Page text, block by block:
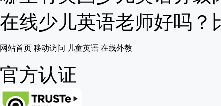
在线少儿英语老师好吗？
网站首页 移动访问 儿童英语 在线外教
官方认证